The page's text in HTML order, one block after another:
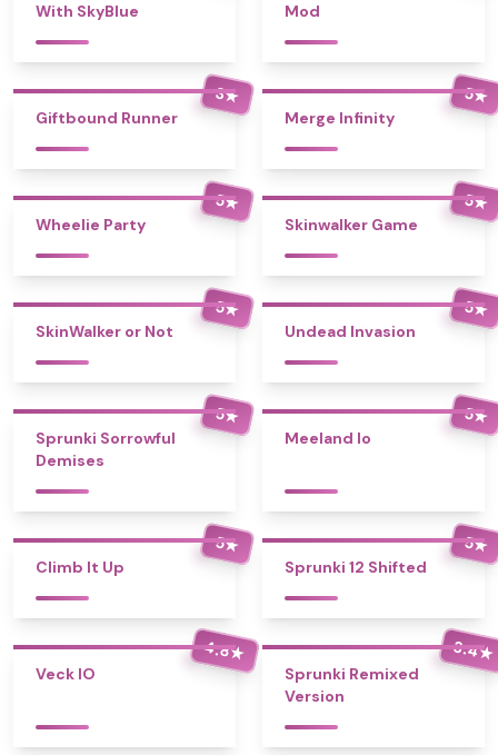
With SkyBlue
Mod
3★
Giftbound Runner
5★
Merge Infinity
5★
Wheelie Party
5★
Skinwalker Game
5★
SkinWalker or Not
5★
Undead Invasion
5★
Sprunki Sorrowful
Demises
5★
Meeland Io
5★
Climb It Up
5★
Sprunki 12 Shifted
4.8★
Veck IO
3.4★
Sprunki Remixed
Version